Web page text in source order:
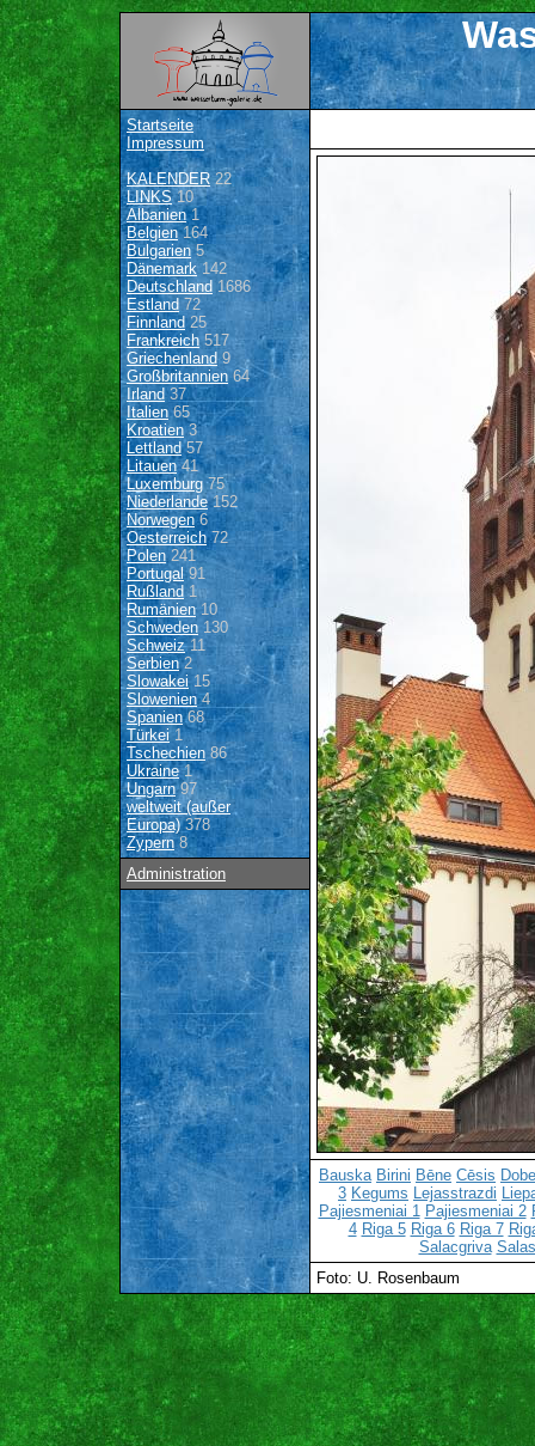
Startseite
Impressum
KALENDER22
LINKS10
Albanien1
Belgien164
Bulgarien 5
Dänemark142
Deutschland 1686
Estland 72
Finnland 25
Frankreich517
Griechenland9
Großbritannien64
Irland 37
Italien65
Kroatien3
Lettland57
Litauen41
Luxemburg 75
Niederlande152
Norwegen6
Oesterreich72
Polen 241
Portugal91
Rußland 1
Rumänien10
Schweden 130
Schweiz11
Serbien2
Slowakei15
Slowenien4
Spanien68
Türkei1
Tschechien 86
Ukraine1
Ungarn97
weltweit (außer
Europa)378
Zypern8
Administration
Bauska Birini Bēne Cēsis
3 Kegums Lejasstrazdi
Pajiesmeniai 1 Pajiesmeniai 2
4 Riga 5 Riga 6 Riga 7
Salacgriva
Foto: U. Rosenbaum